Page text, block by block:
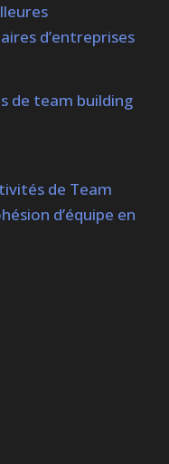
d’entreprises
de team building
de Team
d’équipe en